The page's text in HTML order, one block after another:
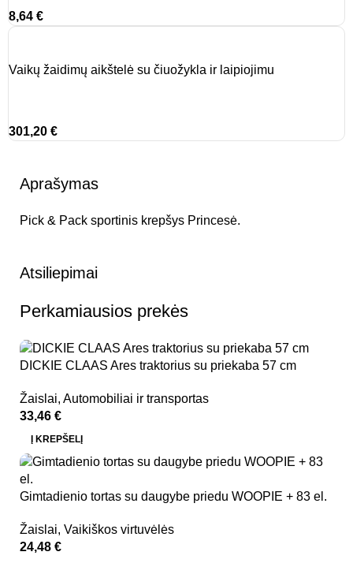
8,64€
Vaikų žaidimų aikštelė su čiuožykla ir laipiojimu
301,20€
Aprašymas
Pick & Pack sportinis krepšys Princesė.
Atsiliepimai
Perkamiausios prekės
DICKIE CLAAS Ares traktorius su priekaba 57 cm
Žaislai, Automobiliai ir transportas
33,46 €
Į KREPŠELĮ
Gimtadienio tortas su daugybe priedu WOOPIE + 83 el.
Žaislai, Vaikiškos virtuvėlės
24,48 €